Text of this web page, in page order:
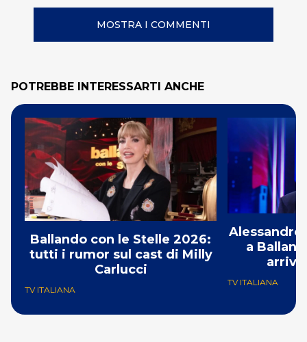
MOSTRA I COMMENTI
POTREBBE INTERESSARTI ANCHE
Ballando con le Stelle 2026:
tutti i rumor sul cast di Milly
Carlucci
TV ITALIANA
Alessandro
a
TV ITALIANA